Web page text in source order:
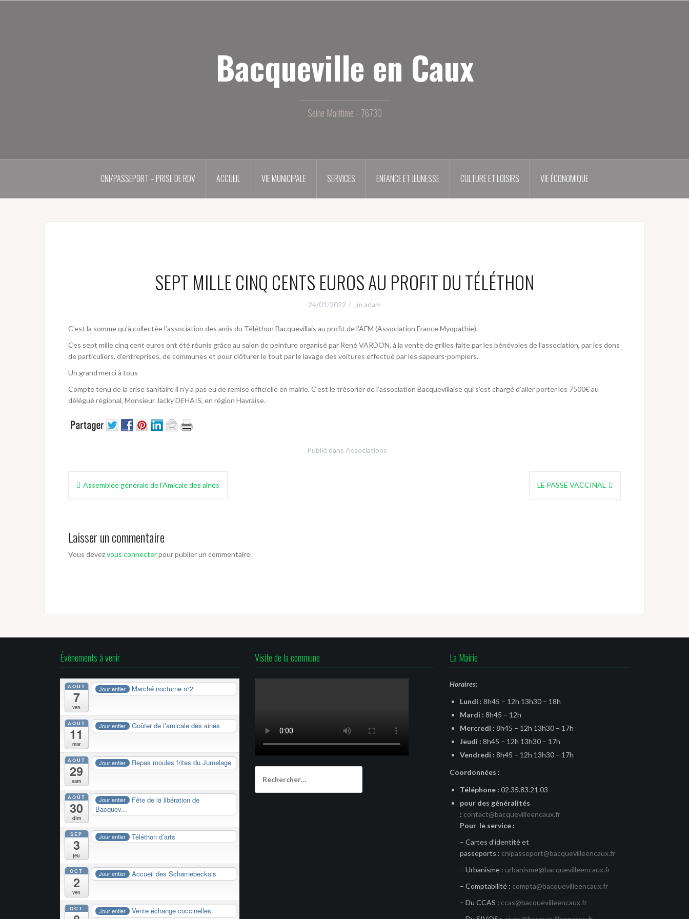
Bacqueville en Caux
Seine Maritime - 76730
CNI/PASSEPORT – PRISE DE RDV ACCUEIL VIE MUNICIPALE SERVICES ENFANCE ET JEUNESSE CULTURE ET LOISIRS VIE ÉCONOMIQUE
SEPT MILLE CINQ CENTS EUROS AU PROFIT DU TÉLÉTHON
24/01/2022 jm.adam
C’est la somme qu’à collectée l’association des amis du Téléthon Bacquevillais au profit de l’AFM (Association France Myopathie).
Ces sept mille cinq cent euros ont été réunis grâce au salon de peinture organisé par René VARDON, à la vente de grilles faite par les bénévoles de l’association, par les dons
de particuliers, d’entreprises, de communes et pour clôturer le tout par le lavage des voitures effectué par les sapeurs-pompiers.
Un grand merci à tous
Compte tenu de la crise sanitaire il n’y a pas eu de remise officielle en mairie. C’est le trésorier de l’association Bacquevillaise qui s’est chargé d’aller porter les 7500€ au
délégué régional, Monsieur Jacky DEHAIS, en région Havraise.
Publié dans Associations
Navigation
Assemblée générale de l’Amicale des aînés LE PASSE VACCINAL
Laisser un commentaire
Vous devezvous connecterpour publier un commentaire.
Évènements à venir
AOÛT
7
ven
Jour entier Marché nocturne n°2
AOÛT
11
mar
Jour entier Goûter de l’amicale des ainés
AOÛT
29
sam
Jour entier Repas moules frites du Jumelage
AOÛT
30
dim
Jour entier
Fête de la libération de
Bacquev...
SEP
3
jeu
Jour entier Téléthon d’arts
OCT
2
ven
Jour entier Accueil des Scharnebeckois
OCT Jour entier Vente échange coccinelles
Visite de la commune La Mairie
Horaires:
Lundi : 8h45 – 12h 13h30 – 18h
Mardi : 8h45 – 12h
Mercredi : 8h45 – 12h 13h30 – 17h
Jeudi : 8h45 – 12h 13h30 – 17h
Vendredi : 8h45 – 12h 13h30 – 17h
Coordonnées :
Téléphone : 02.35.83.21.03
pour des généralités
: contact@bacquevilleencaux.fr
Pour le service :
– Cartes d’identité et
passeports : cnipasseport@bacquevilleencaux.fr
– Urbanisme : urbanisme@bacquevilleencaux.fr
– Comptabilité : compta@bacquevilleencaux.fr
– Du CCAS : ccas@bacquevilleencaux.fr